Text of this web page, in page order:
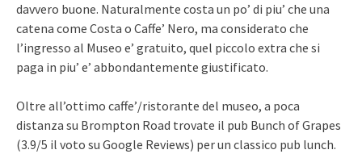
davvero buone. Naturalmente costa un po’ di piu’ che una
catena come Costa o Caffe’ Nero, ma considerato che
l’ingresso al Museo e’ gratuito, quel piccolo extra che si
paga in piu’ e’ abbondantemente giustificato.
Oltre all’ottimo caffe’/ristorante del museo, a poca
distanza su Brompton Road trovate il pub Bunch of Grapes
(3.9/5 il voto su Google Reviews) per un classico pub lunch.